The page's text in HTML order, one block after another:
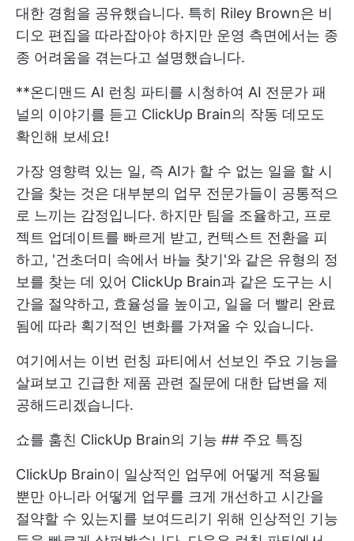
대한 경험을 공유했습니다. 특히 Riley Brown은 비
디오 편집을 따라잡아야 하지만 운영 측면에서는 종
종 어려움을 겪는다고 설명했습니다.
**온디맨드 AI 런칭 파티를 시청하여 AI 전문가 패
널의 이야기를 듣고 ClickUp Brain의 작동 데모도
확인해 보세요!
가장 영향력 있는 일, 즉 AI가 할 수 없는 일을 할 시
간을 찾는 것은 대부분의 업무 전문가들이 공통적으
로 느끼는 감정입니다. 하지만 팀을 조율하고, 프로
젝트 업데이트를 빠르게 받고, 컨텍스트 전환을 피
하고, '건초더미 속에서 바늘 찾기'와 같은 유형의 정
보를 찾는 데 있어 ClickUp Brain과 같은 도구는 시
간을 절약하고, 효율성을 높이고, 일을 더 빨리 완료
됨에 따라 획기적인 변화를 가져올 수 있습니다.
여기에서는 이번 런칭 파티에서 선보인 주요 기능을
살펴보고 긴급한 제품 관련 질문에 대한 답변을 제
공해드리겠습니다.
쇼를 훔친 ClickUp Brain의 기능 ## 주요 특징
ClickUp Brain이 일상적인 업무에 어떻게 적용될
뿐만 아니라 어떻게 업무를 크게 개선하고 시간을
절약할 수 있는지를 보여드리기 위해 인상적인 기능